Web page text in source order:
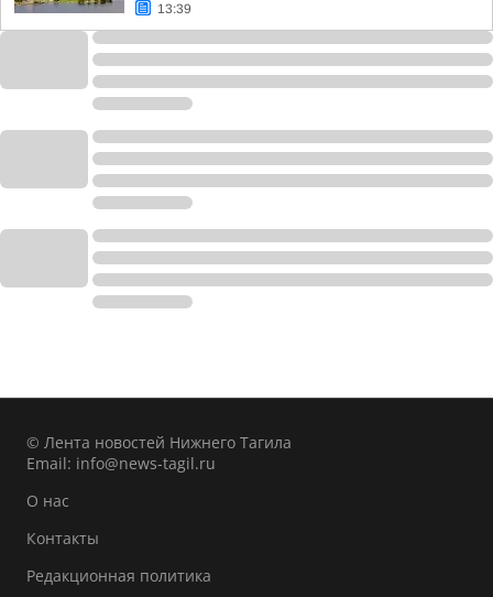
13:39
© Лента новостей Нижнего Тагила
Email: info@news-tagil.ru
О нас
Контакты
Редакционная политика